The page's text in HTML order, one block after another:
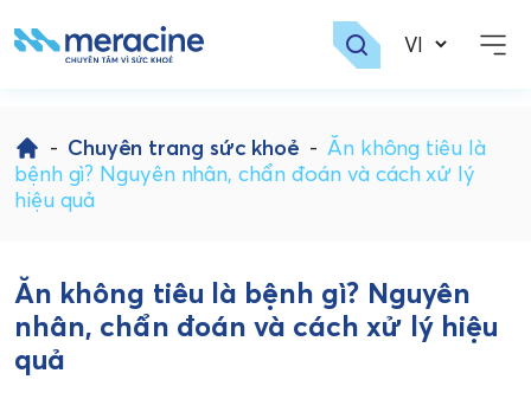
to
content
- Chuyên trang sức khoẻ - Ăn không tiêu là
bệnh gì? Nguyên nhân, chẩn đoán và cách xử lý
hiệu quả
Ăn không tiêu là bệnh gì? Nguyên
nhân, chẩn đoán và cách xử lý hiệu
quả